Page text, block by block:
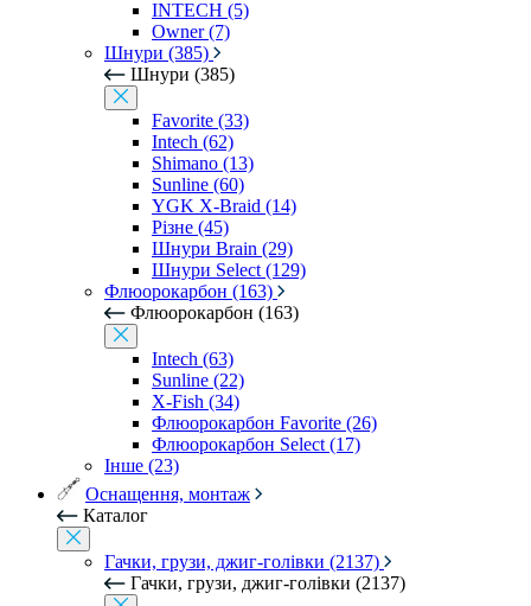
INTECH (5)
Owner (7)
Шнури (385)
Шнури (385)
Favorite (33)
Intech (62)
Shimano (13)
Sunline (60)
YGK X-Braid (14)
Різне (45)
Шнури Brain (29)
Шнури Select (129)
Флюорокарбон (163)
Флюорокарбон (163)
Intech (63)
Sunline (22)
X-Fish (34)
Флюорокарбон Favorite (26)
Флюорокарбон Select (17)
Інше (23)
Оснащення, монтаж
Каталог
Гачки, грузи, джиг-голівки (2137)
Гачки, грузи, джиг-голівки (2137)